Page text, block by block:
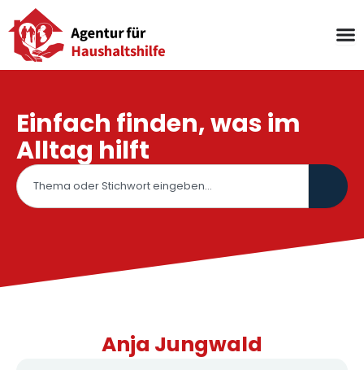
Zum
Inhalt
springen
Einfach finden, was im
Alltag hilft
Suche
Anja Jungwald